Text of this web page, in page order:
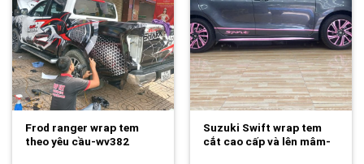
Frod ranger wrap tem
theo yêu cầu-wv382
Suzuki Swift wrap tem
cắt cao cấp và lên mâm-